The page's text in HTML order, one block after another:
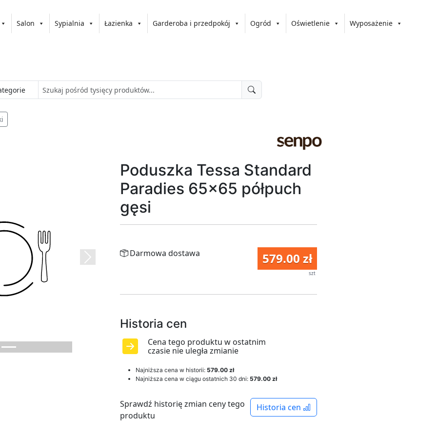
Salon Sypialnia Łazienka Garderoba i przedpokój Ogród Oświetlenie Wyposażenie
Next
Poduszka Tessa Standard
Paradies 65x65 półpuch
gęsi
579.00 zł
szt
Darmowa dostawa
Historia cen
Cena tego produktu w ostatnim
czasie nie uległa zmianie
Najniższa cena w historii: 579.00 zł
Najniższa cena w ciągu ostatnich 30 dni: 579.00 zł
Historia cen
Sprawdź historię zmian ceny tego
produktu